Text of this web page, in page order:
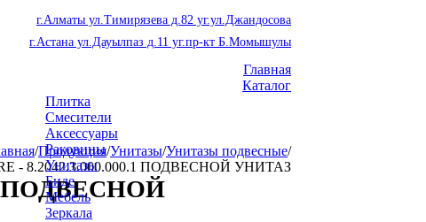
г.Алматы ул.Тимирязева д.82 уг.ул.Джандосова
г.Астана ул.Дауылпаз д.11 уг.пр-кт Б.Момышулы
Главная
Каталог
Плитка
Смесители
Аксессуары
Раковины
Унитазы
Биде
Мебель
Зеркала
/Продукция/Унитазы/Унитазы подвесные/
- 8.2042.3.000.000.1 ПОДВЕСНОЙ УНИТАЗ
ПОДВЕСНОЙ